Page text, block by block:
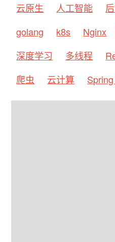
云原生
人工智能
golang
k8s Nginx
深度学习
多线程
爬虫
云计算